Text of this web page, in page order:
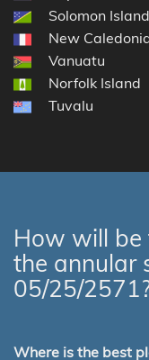
Solomon
New
Vanuatu
Norfolk Island
Tuvalu
How will be
the annular
05/25/
Where is the best